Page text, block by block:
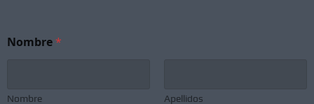
Nombre*
Nombre Apellidos